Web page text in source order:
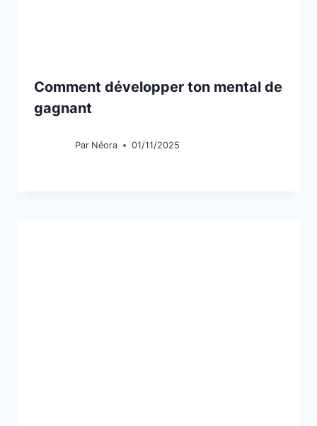
Comment développer ton mental de
gagnant
Par Néora 01/11/2025